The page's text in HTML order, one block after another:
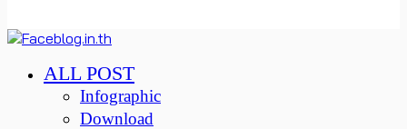
ALL POST
Infographic
Download